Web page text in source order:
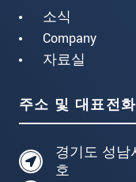
소식
Company
자료실
주소 및 대표전화
경기도 성남
호